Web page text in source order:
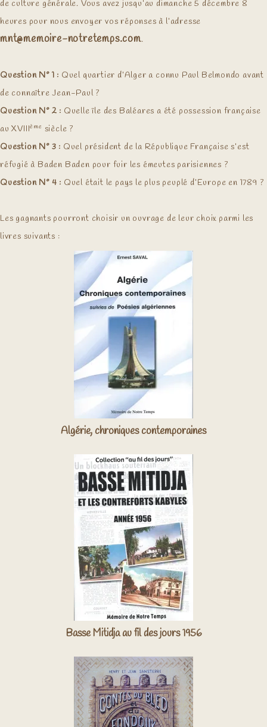
de culture générale. Vous avez jusqu’au dimanche 5 décembre 8
heures pour nous envoyer vos réponses à l’adresse
mnt@memoire-notretemps.com.
Question N° 1 : Quel quartier d’Alger a connu Paul Belmondo avant
de connaître Jean-Paul ?
Question N° 2 : Quelle île des Baléares a été possession française
au XVIIIème siècle ?
Question N° 3 : Quel président de la République Française s’est
réfugié à Baden Baden pour fuir les émeutes parisiennes ?
Question N° 4 : Quel était le pays le plus peuplé d’Europe en 1789 ?
Les gagnants pourront choisir un ouvrage de leur choix parmi les
livres suivants :
Algérie, chroniques contemporaines
Basse Mitidja au fil des jours 1956